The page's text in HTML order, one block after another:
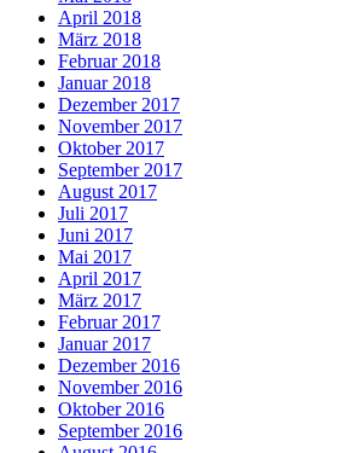
April 2018
März 2018
Februar 2018
Januar 2018
Dezember 2017
November 2017
Oktober 2017
September 2017
August 2017
Juli 2017
Juni 2017
Mai 2017
April 2017
März 2017
Februar 2017
Januar 2017
Dezember 2016
November 2016
Oktober 2016
September 2016